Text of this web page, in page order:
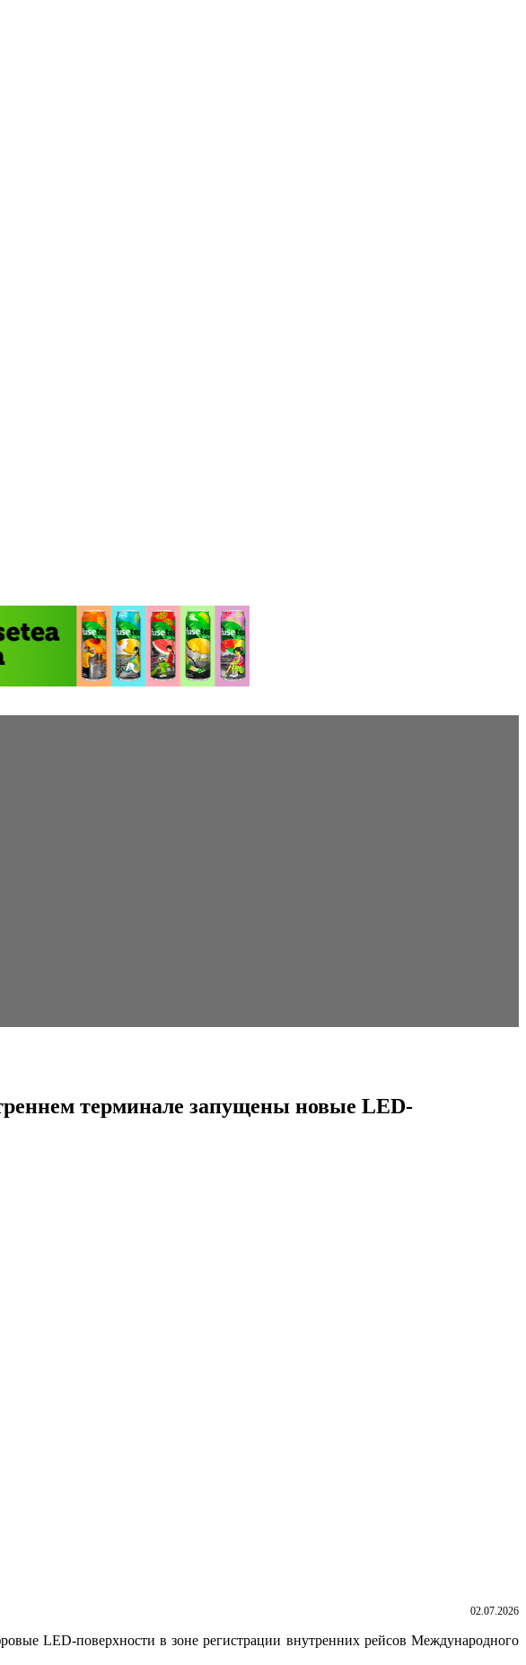
терминале запущены новые LED-
02.07.2026
LED-поверхности в зоне регистрации внутренних рейсов Международного